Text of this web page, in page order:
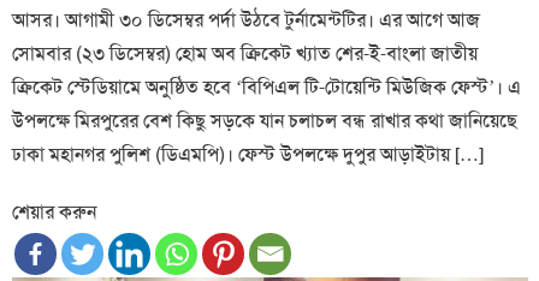
আসর। আগামী ৩০ ডিসেম্বর পর্দা উঠবে টুর্নামেন্টটির। এর আগে আজ
সোমবার (২৩ ডিসেম্বর) হোম অব ক্রিকেট খ্যাত শের-ই-বাংলা জাতীয়
ক্রিকেট স্টেডিয়ামে অনুষ্ঠিত হবে ‘বিপিএল টি-টোয়েন্টি মিউজিক ফেস্ট’। এ
উপলক্ষে মিরপুরের বেশ কিছু সড়কে যান চলাচল বন্ধ রাখার কথা জানিয়েছে
ঢাকা মহানগর পুলিশ (ডিএমপি)। ফেস্ট উপলক্ষে দুপুর আড়াইটায় […]
শেয়ার করুন